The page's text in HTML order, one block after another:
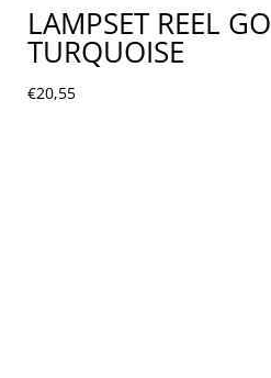
LAMPSET REEL GO
TURQUOISE
€20,55